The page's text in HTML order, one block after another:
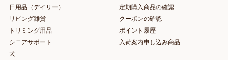
日用品（デイリー）
リビング雑貨
トリミング用品
シニアサポート
犬
定期購入商品の確認
クーポンの確認
ポイント履歴
入荷案内申し込み商品